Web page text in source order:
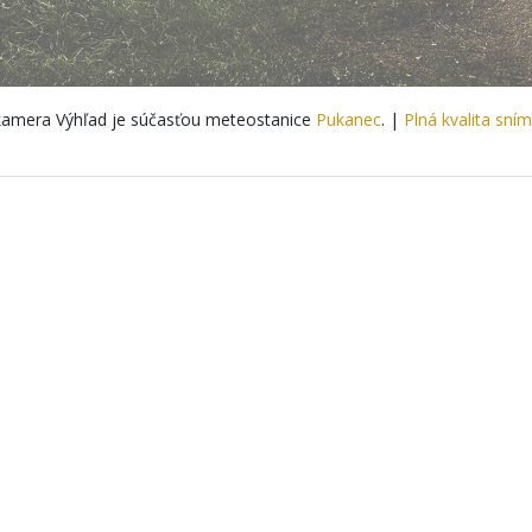
Výhľad je súčasťou meteostanice Pukanec. | Plná kvalita